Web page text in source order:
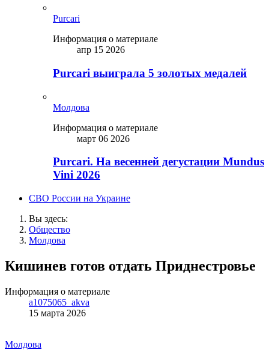
Purcari
Информация о материале
апр 15 2026
Purcari выиграла 5 золотых медалей
Молдова
Информация о материале
март 06 2026
Purcari. На весенней дегустации Mundus
Vini 2026
СВО России на Украине
Вы здесь:
Общество
Молдова
Кишинев готов отдать Приднестровье
Информация о материале
a1075065_akva
15 марта 2026
Молдова